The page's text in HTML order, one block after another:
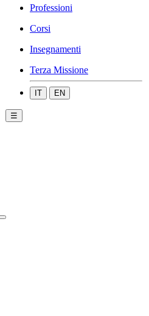
Professioni
Corsi
Insegnamenti
Terza Missione
IT EN
☰